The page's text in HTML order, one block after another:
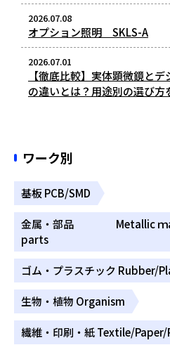
2026.07.08
オプション照明 SKLS-A
2026.07.01
【徹底比較】実体顕微鏡と
の違いとは？用途別の選び方
ワーク別
基板 PCB/SMD
金属・部品 Metallic ｍ
parts
ゴム・プラスチック Rubber/
生物・植物 Organism
繊維・印刷・紙 Textile/